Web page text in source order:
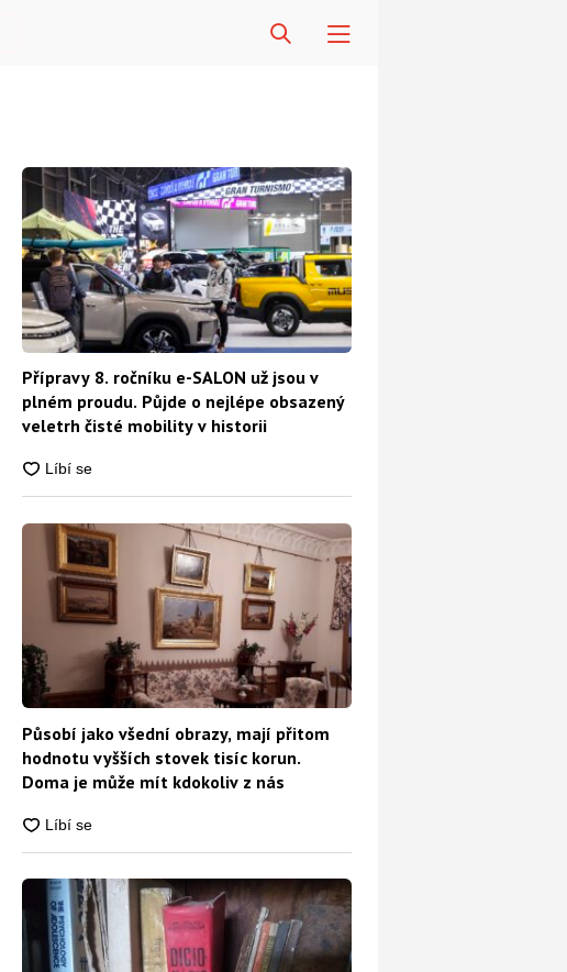
Přípravy 8. ročníku e-SALON už jsou v
plném proudu. Půjde o nejlépe obsazený
veletrh čisté mobility v historii
Působí jako všední obrazy, mají přitom
hodnotu vyšších stovek tisíc korun.
Doma je může mít kdokoliv z nás